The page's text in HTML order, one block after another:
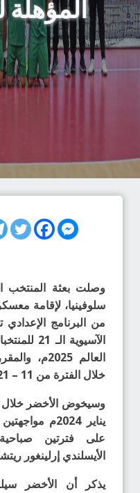
وصلت بعثة المنتخب
سلوفينيا، لإقامة
من البرنامج
الآسيوية
العالم
خلال الفترة من 11 – 21 يناير 2024م.
يناير 2024م
على فترتين
الأيسلندي إرلينغور
يذكر أن الأخضر